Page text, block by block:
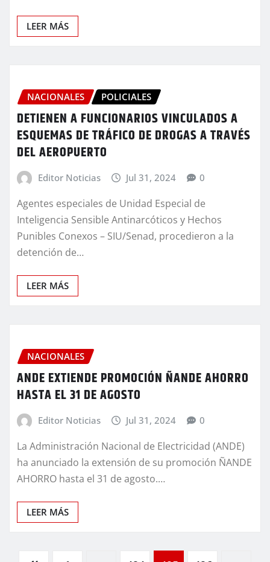
LEER MÁS
NACIONALES POLICIALES
DETIENEN A FUNCIONARIOS VINCULADOS A
ESQUEMAS DE TRÁFICO DE DROGAS A TRAVÉS
DEL AEROPUERTO
Editor Noticias Jul 31, 2024 0
Agentes especiales de Unidad Especial de
Inteligencia Sensible Antinarcóticos y Hechos
Punibles Conexos – SIU/Senad, procedieron a la
detención de…
LEER MÁS
NACIONALES
ANDE EXTIENDE PROMOCIÓN ÑANDE AHORRO
HASTA EL 31 DE AGOSTO
Editor Noticias Jul 31, 2024 0
La Administración Nacional de Electricidad (ANDE)
ha anunciado la extensión de su promoción ÑANDE
AHORRO hasta el 31 de agosto.…
LEER MÁS